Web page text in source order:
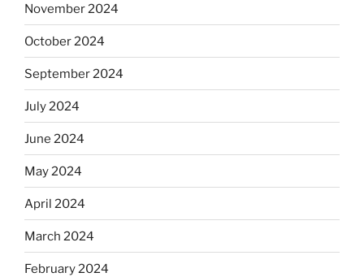
November 2024
October 2024
September 2024
July 2024
June 2024
May 2024
April 2024
March 2024
February 2024